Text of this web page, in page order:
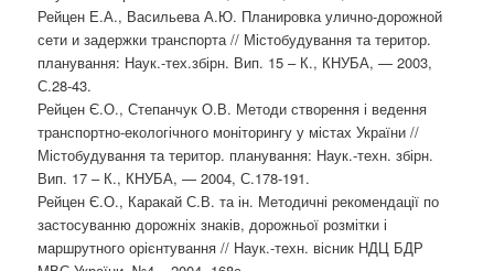
Рейцен Е.А., Васильева А.Ю. Планировка улично-дорожной
сети и задержки транспорта // Містобудування та територ.
планування: Наук.-тех.збірн. Вип. 15 – К., КНУБА, — 2003,
С.28-43.
Рейцен Є.О., Степанчук О.В. Методи створення і ведення
транспортно-екологічного моніторингу у містах України //
Містобудування та територ. планування: Наук.-техн. збірн.
Вип. 17 – К., КНУБА, — 2004, С.178-191.
Рейцен Є.О., Каракай С.В. та ін. Методичні рекомендації по
застосуванню дорожніх знаків, дорожньої розмітки і
маршрутного орієнтування // Наук.-техн. вісник НДЦ БДР